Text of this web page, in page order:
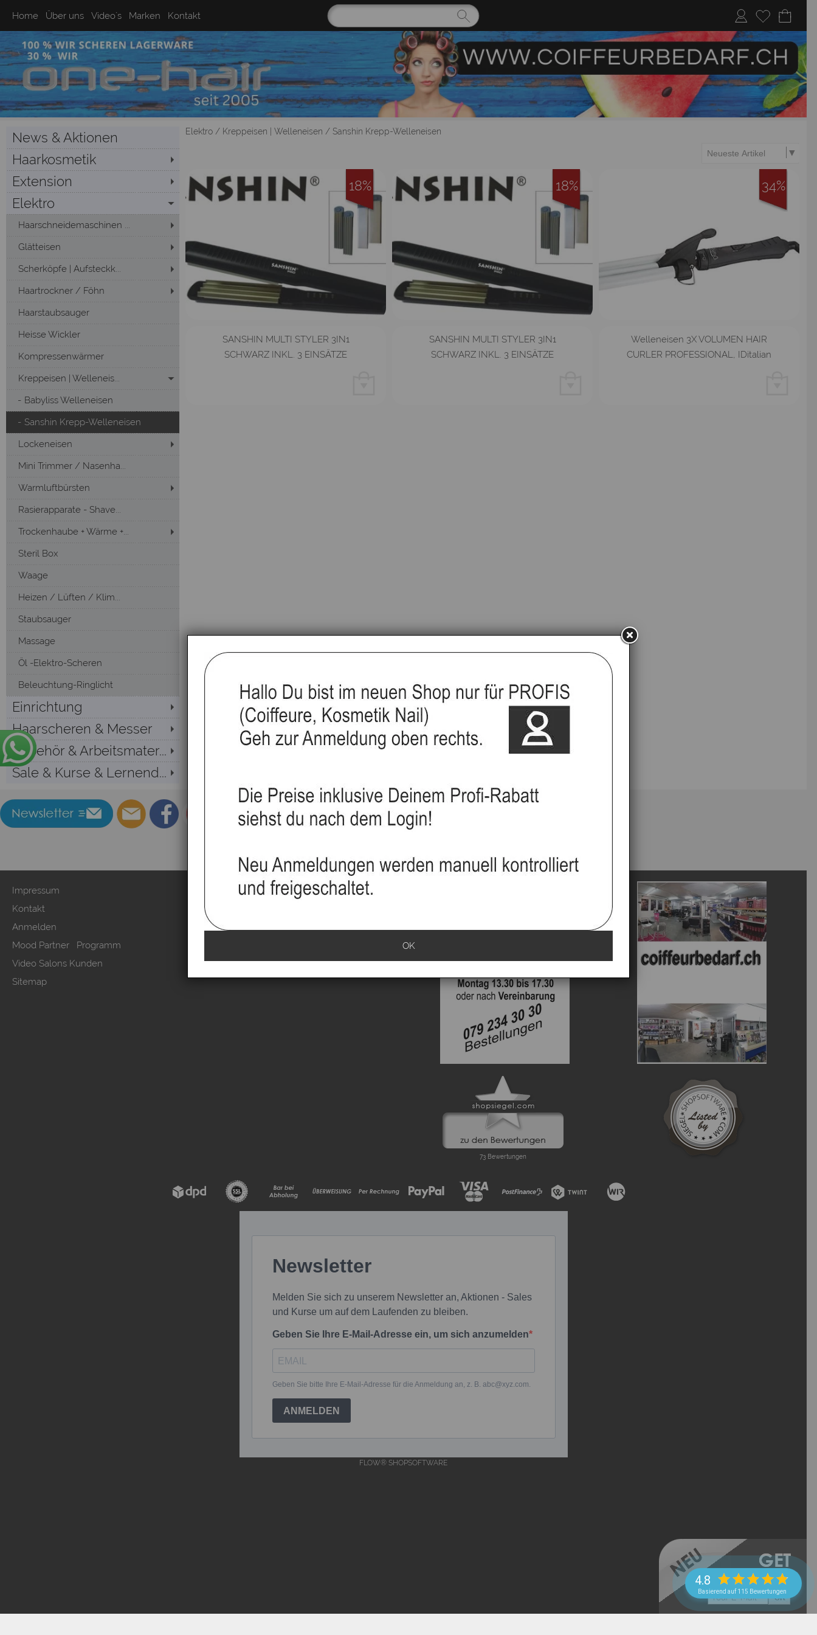
Home Über uns Video`s Marken Kontakt
News & Aktionen
Haarkosmetik
Extension
Elektro
Haarschneidemaschinen ...
Glätteisen
Scherköpfe | Aufsteckk...
Haartrockner / Föhn
Haarstaubsauger
Heisse Wickler
Kompressenwärmer
Kreppeisen | Welleneis...
Babyliss Welleneisen
Sanshin Krepp-Welleneisen
Lockeneisen
Mini Trimmer / Nasenha...
Warmluftbürsten
Rasierapparate - Shave...
Trockenhaube + Wärme +...
Steril Box
Waage
Heizen / Lüften / Klim...
Staubsauger
Massage
Öl -Elektro-Scheren
Beleuchtung-Ringlicht
Einrichtung
Haarscheren & Messer
Zubehör & Arbeitsmater...
Sale & Kurse & Lernend...
Elektro / Kreppeisen | Welleneisen / Sanshin Krepp-Welleneisen
SANSHIN MULTI STYLER 3IN1
SCHWARZ INKL. 3 EINSÄTZE
18%
SANSHIN MULTI STYLER 3IN1
SCHWARZ INKL. 3 EINSÄTZE
18%
Welleneisen 3X VOLUMEN HAIR
CURLER PROFESSIONAL, IDitalian
34%
Impressum
Kontakt
Anmelden
Mood Partner Programm
Video Salons Kunden
Sitemap
Zahlung & Versand
Datenschutzerklärung
Vertrag widerrufen
FLOW® SHOPSOFTWARE
OK